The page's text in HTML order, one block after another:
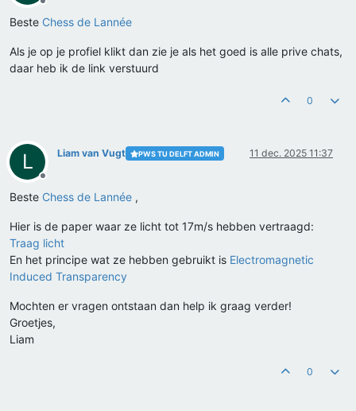
Offline
Beste Chess de Lannée
Als je op je profiel klikt dan zie je als het goed is alle prive chats,
daar heb ik de link verstuurd
0
L
Offline
Liam van Vugt PWS TU DELFT ADMIN 11 dec. 2025 11:37
Beste Chess de Lannée ,
Hier is de paper waar ze licht tot 17m/s hebben vertraagd:
Traag licht
En het principe wat ze hebben gebruikt is Electromagnetic
Induced Transparency
Mochten er vragen ontstaan dan help ik graag verder!
Groetjes,
Liam
0